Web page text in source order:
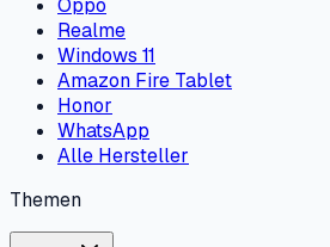
Oppo
Realme
Windows 11
Amazon Fire Tablet
Honor
WhatsApp
Alle Hersteller
Themen